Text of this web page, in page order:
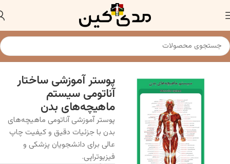
خانه پوستر
پوستر آموزشی ساختار
آناتومی سیستم
ماهیچه‌های بدن
پوستر آموزشی آناتومی ماهیچه‌های
بدن با جزئیات دقیق و کیفیت چاپ
عالی برای دانشجویان پزشکی و
فیزیوتراپی.